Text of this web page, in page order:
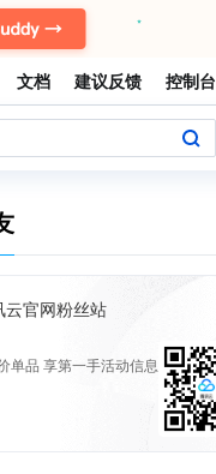
文档 建议反馈 控制台
云官网粉丝站
单品 享第一手活动信息